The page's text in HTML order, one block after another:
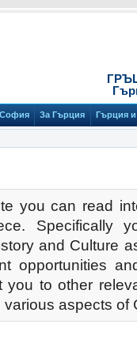
София За Гърция Гърция
you can read
Specifically
and Culture
opportunities
you to other
aspects of